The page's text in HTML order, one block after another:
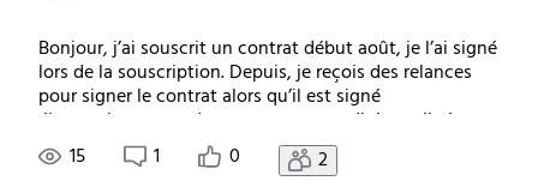
Bonjour, j’ai souscrit un contrat début août, je l’ai signé
lors de la souscription. Depuis, je reçois des relances
pour signer le contrat alors qu’il est signé
électroniquement dans mon espace adhérent. il n’y a
rien d’autre à signer. Est-ce que les services sont
maintenus et le contrat pris en com
15 1 0 2